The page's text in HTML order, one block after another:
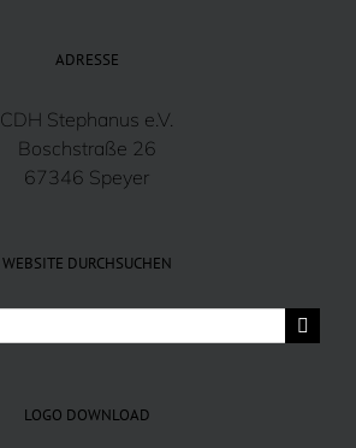
ADRESSE
CDH Stephanus e.V.
Boschstraße 26
67346 Speyer
WEBSITE DURCHSUCHEN
LOGO DOWNLOAD